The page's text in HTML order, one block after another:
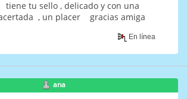
tu sello , delicado y con una
, un placer gracias amiga
En línea
ana